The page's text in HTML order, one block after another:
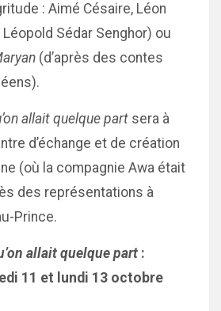
: Aimé Césaire, Léon
Sédar Senghor) ou
(d’après des contes
allait quelque part sera à
d’échange et de création
(où la compagnie Awa était
des représentations à
Prince.
allait quelque part :
11 et lundi 13 octobre